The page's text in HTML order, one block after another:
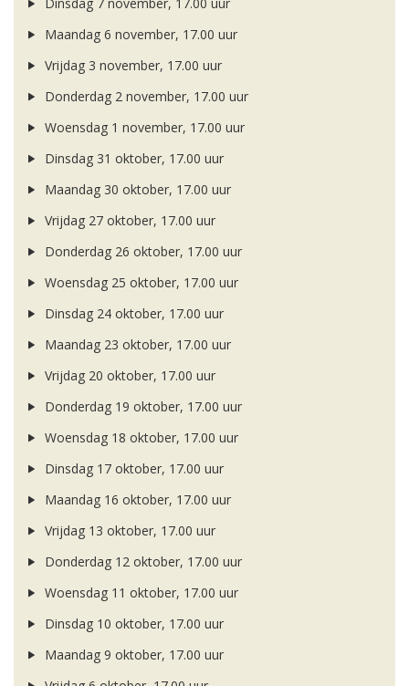
Dinsdag 7 november, 17.00 uur
Maandag 6 november, 17.00 uur
Vrijdag 3 november, 17.00 uur
Donderdag 2 november, 17.00 uur
Woensdag 1 november, 17.00 uur
Dinsdag 31 oktober, 17.00 uur
Maandag 30 oktober, 17.00 uur
Vrijdag 27 oktober, 17.00 uur
Donderdag 26 oktober, 17.00 uur
Woensdag 25 oktober, 17.00 uur
Dinsdag 24 oktober, 17.00 uur
Maandag 23 oktober, 17.00 uur
Vrijdag 20 oktober, 17.00 uur
Donderdag 19 oktober, 17.00 uur
Woensdag 18 oktober, 17.00 uur
Dinsdag 17 oktober, 17.00 uur
Maandag 16 oktober, 17.00 uur
Vrijdag 13 oktober, 17.00 uur
Donderdag 12 oktober, 17.00 uur
Woensdag 11 oktober, 17.00 uur
Dinsdag 10 oktober, 17.00 uur
Maandag 9 oktober, 17.00 uur